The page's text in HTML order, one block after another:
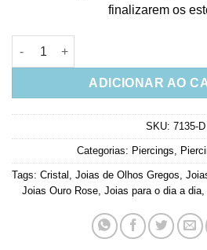
finalizarem os
Piercing Olho Grego Cravejado
ADICIONAR AO
SKU: 7135-D
Categorias: Piercings,
Tags: Cristal , Joias de Olhos Gregos,
Joias Ouro Rose, Joias para o dia a dia,